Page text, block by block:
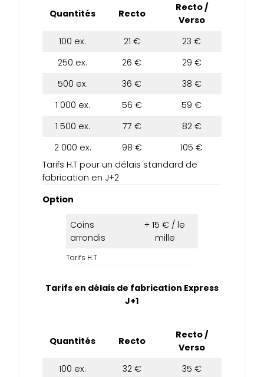
Quantités Recto
Recto /
Verso
100 ex.
21 €
23 €
250 ex.
26 €
29 €
500 ex.
36 €
38 €
1 000 ex.
56 €
59 €
1 500 ex.
77 €
82 €
2 000 ex.
98 €
105 €
Tarifs H.T pour un délais standard de
fabrication en J+2
Option
Coins
arrondis
+ 15 € / le
mille
Tarifs H.T
Tarifs en délais de fabrication Express
J+1
Quantités Recto
Recto /
Verso
100 ex.
32 €
35 €